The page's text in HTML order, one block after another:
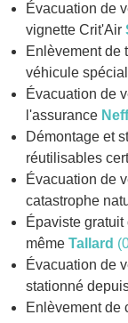
Évacuation de
vignette Crit'Air
Enlèvement de
véhicule spécial
Évacuation de
l'assurance
Démontage et
réutilisables
Évacuation de
catastrophe
Épaviste
même Tallard
Évacuation de
stationné
Enlèvement de